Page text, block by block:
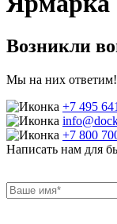
Возникли
Мы на них ответим!
+7 495
+7 800
Написать нам для